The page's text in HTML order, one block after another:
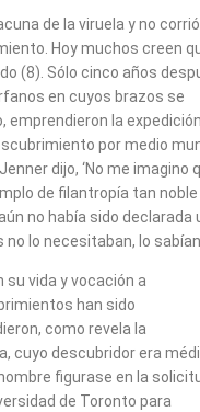
de la viruela y no
Hoy muchos creen
(8). Sólo cinco años
en cuyos brazos se
emprendieron la
por medio
dijo, ‘No me imagino
de filantropía tan noble
no había sido declarada
lo necesitaban, lo
su vida y vocación a
han sido
como revela la
cuyo descubridor era
figurase en la
de Toronto para